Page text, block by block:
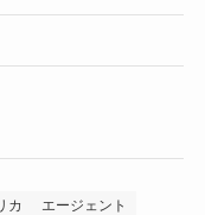
カ
エージェント